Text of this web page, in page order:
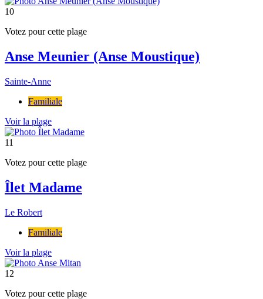
10
Votez pour cette plage
Anse Meunier (Anse Moustique)
Sainte-Anne
Familiale
Voir la plage
11
Votez pour cette plage
Îlet Madame
Le Robert
Familiale
Voir la plage
12
Votez pour cette plage